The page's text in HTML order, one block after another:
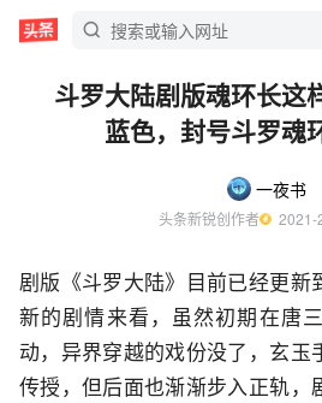
斗罗大陆剧版魂环长这
蓝色，封号斗罗魂
一夜书
头条新锐创作者
剧版《斗罗大陆》目前已经更新
新的剧情来看，虽然初期在唐
动，异界穿越的戏份没了，玄玉
传授，但后面也渐渐步入正轨，